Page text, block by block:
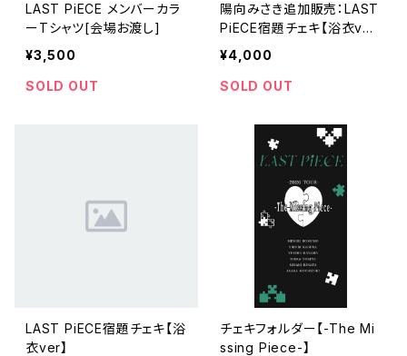
LAST PiECE メンバーカラ
ーTシャツ[会場お渡し]
¥3,500
SOLD OUT
陽向みさき追加販売：LAST
PiECE宿題チェキ【浴衣ve
r】
¥4,000
SOLD OUT
LAST PiECE宿題チェキ【浴
衣ver】
チェキフォルダー【-The Mi
ssing Piece-】